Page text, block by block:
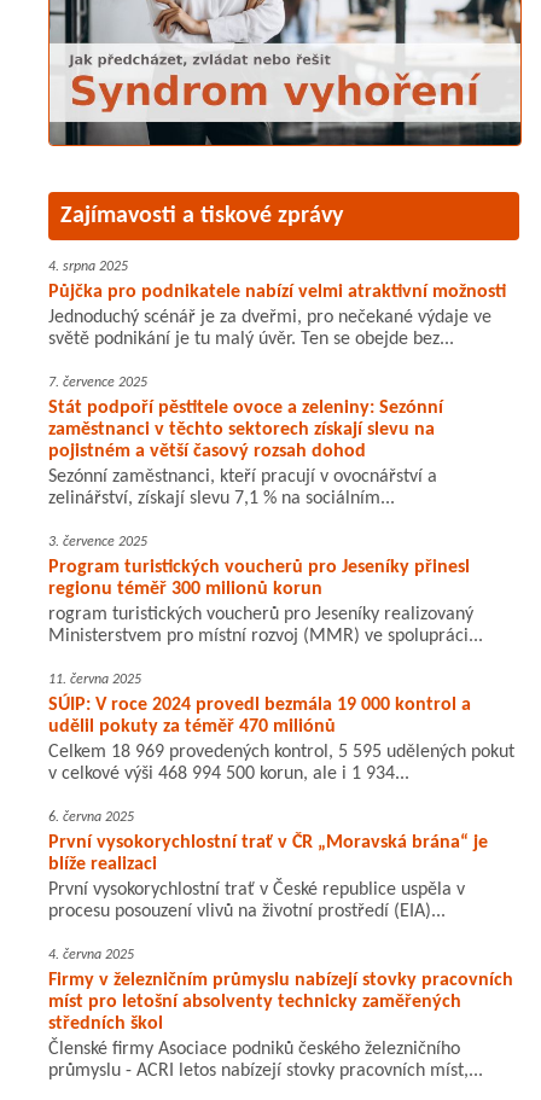
Zajímavosti a tiskové zprávy
4. srpna 2025
Půjčka pro podnikatele nabízí velmi atraktivní možnosti
Jednoduchý scénář je za dveřmi, pro nečekané výdaje ve
světě podnikání je tu malý úvěr. Ten se obejde bez...
7. července 2025
Stát podpoří pěstitele ovoce a zeleniny: Sezónní
zaměstnanci v těchto sektorech získají slevu na
pojistném a větší časový rozsah dohod
Sezónní zaměstnanci, kteří pracují v ovocnářství a
zelinářství, získají slevu 7,1 % na sociálním...
3. července 2025
Program turistických voucherů pro Jeseníky přinesl
regionu téměř 300 milionů korun
rogram turistických voucherů pro Jeseníky realizovaný
Ministerstvem pro místní rozvoj (MMR) ve spolupráci...
11. června 2025
SÚIP: V roce 2024 provedl bezmála 19 000 kontrol a
udělil pokuty za téměř 470 miliónů
Celkem 18 969 provedených kontrol, 5 595 udělených pokut
v celkové výši 468 994 500 korun, ale i 1 934...
6. června 2025
První vysokorychlostní trať v ČR „Moravská brána“ je
blíže realizaci
První vysokorychlostní trať v České republice uspěla v
procesu posouzení vlivů na životní prostředí (EIA)...
4. června 2025
Firmy v železničním průmyslu nabízejí stovky pracovních
míst pro letošní absolventy technicky zaměřených
středních škol
Členské firmy Asociace podniků českého železničního
průmyslu - ACRI letos nabízejí stovky pracovních míst,...